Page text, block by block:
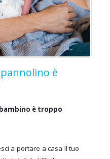
è
è troppo
a portare a casa il tuo